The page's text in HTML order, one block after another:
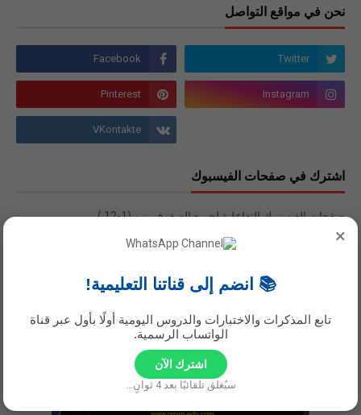
×
📚 انضم إلى قناتنا التعليمية!
تابع المذكرات والاختبارات والدروس اليومية أولًا بأول عبر قناة
الواتساب الرسمية.
اشترك الآن
سيُغلق تلقائيًا بعد3 ثوانٍ...
نحن في مواقع التواصل
اشترك في صفحات الفيسبوك
صفحات الفيسبوك التفاعلية لجميع الصفوف من (1-12 )